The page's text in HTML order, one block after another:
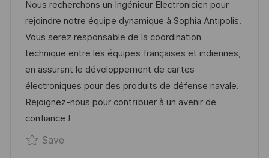
T
E
D
D
A
T
E
I
D
E
G
O
R
Nous recherchons un Ingénieur Electronicien pour
rejoindre notre équipe dynamique à Sophia Antipolis.
Vous serez responsable de la coordination
technique entre les équipes françaises et indiennes,
en assurant le développement de cartes
électroniques pour des produits de défense navale.
Rejoignez-nous pour contribuer à un avenir de
confiance !
SaveSave VIE - Ingénieur Electronicien - Inde H/